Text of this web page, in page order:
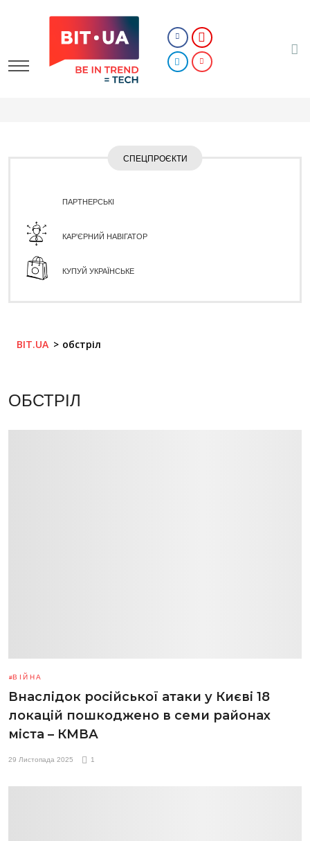
СПЕЦПРОЄКТИ
ПАРТНЕРСЬКІ
КАР'ЄРНИЙ НАВІГАТОР
КУПУЙ УКРАЇНСЬКЕ
BIT.UA обстріл
ОБСТРІЛ
ВІЙНА
Внаслідок російської атаки у Києві 18
локацій пошкоджено в семи районах
міста – КМВА
29 Листопада 2025 1